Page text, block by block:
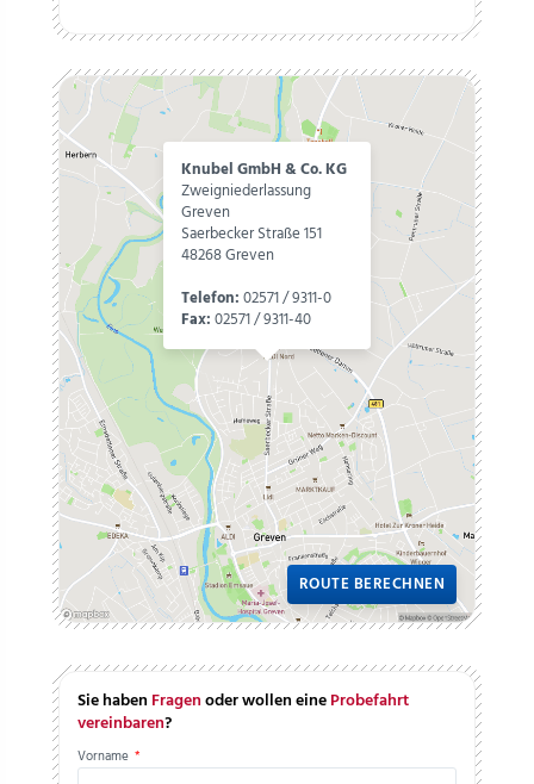
Knubel GmbH & Co. KG
Zweigniederlassung
Greven
Saerbecker Straße 151
48268 Greven
Telefon:02571 / 9311-0
Fax:02571 / 9311-40
ROUTE BERECHNEN
Sie haben Fragenoder wollen eineProbefahrt
vereinbaren?
Vorname *